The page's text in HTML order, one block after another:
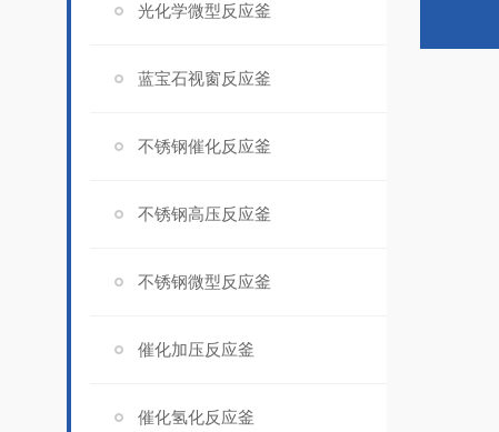
光化学微型反应釜
蓝宝石视窗反应釜
不锈钢催化反应釜
不锈钢高压反应釜
不锈钢微型反应釜
催化加压反应釜
催化氢化反应釜